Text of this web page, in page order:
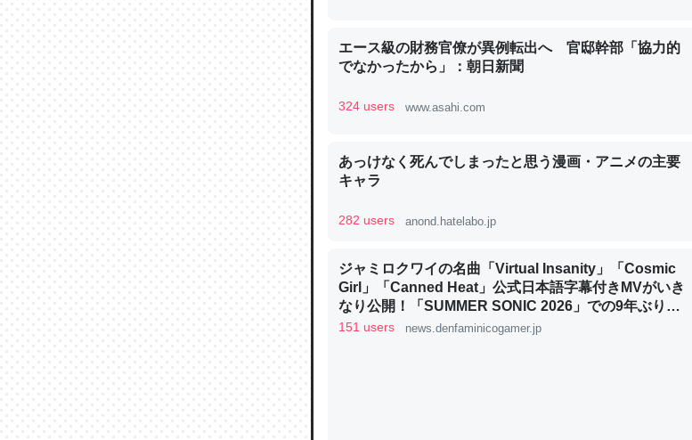
昆虫ってカルシウム少ないのか。知らんかった。調べたらコ
─ニュース :: 【研究発表】昆虫学の大問題＝「昆虫はなぜ海にいない
論文では「淡水はカルシウムも酸素も不足してて両方に不利
は」とあって面白い。海にいる鋏角類（カブトガニ・ウミグ
これを元に考えるとカルシウムを大量に使う脊椎動物と貝
─ニュース :: 【研究発表】昆虫学の大問題＝「昆虫はなぜ海にいない
エース級の財務官僚が異例転出へ 官邸幹部「協力的
でなかったから」：朝日新聞
324 users www.asahi.com
あっけなく死んでしまったと思う漫画・アニメの主要
キャラ
282 users anond.hatelabo.jp
ジャミロクワイの名曲「Virtual Insanity」「Cosmic
Girl」「Canned Heat」公式日本語字幕付きMVがいき
なり公開！「SUMMER SONIC 2026」での9年ぶりと
なる日本公演を記念して
151 users news.denfaminicogamer.jp